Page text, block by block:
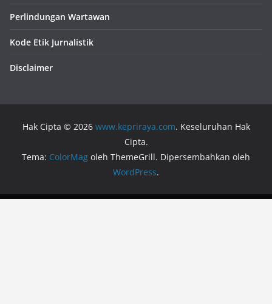
Perlindungan Wartawan
Kode Etik Jurnalistik
Disclaimer
Hak Cipta © 2026 www.kepriraya.com. Keseluruhan Hak
Cipta.
Tema: ColorMag oleh ThemeGrill. Dipersembahkan oleh
WordPress.